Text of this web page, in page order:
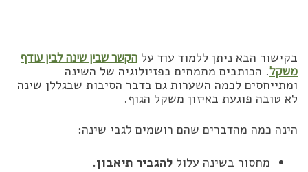
בקישור הבא ניתן ללמוד עוד על הקשר שבין שינה לבין עודף
משקל. הכותבים מתמחים בפזיולוגיה של השינה
ומתייחסים לכמה השערות גם בדבר הסיבות שבגללן שינה
לא טובה פוגעת באיזון משקל הגוף.
הינה כמה מהדברים שהם רושמים לגבי שינה:
מחסור בשינה עלול להגביר תיאבון.